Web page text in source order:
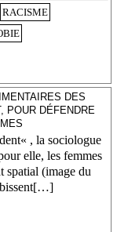
RACISME
DES
POUR DÉFENDRE
, la sociologue
elle, les femmes
spatial (image du